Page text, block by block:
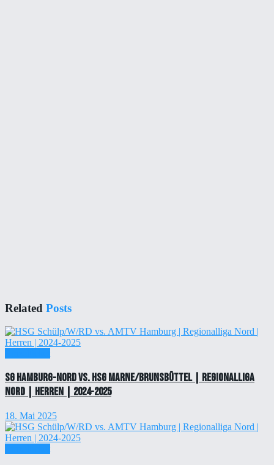
Related Posts
SG Hamburg-Nord vs. HSG Marne/Brunsbüttel | Regionalliga
Nord | Herren | 2024-2025
18. Mai 2025